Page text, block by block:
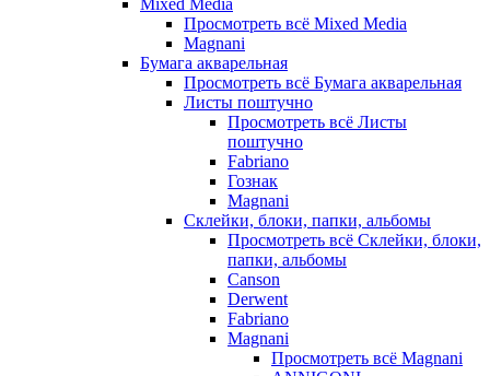
Mixed Media
Просмотреть всё Mixed Media
Magnani
Бумага акварельная
Просмотреть всё Бумага акварельная
Листы поштучно
Просмотреть всё Листы
поштучно
Fabriano
Гознак
Magnani
Склейки, блоки, папки, альбомы
Просмотреть всё Склейки, блоки,
папки, альбомы
Canson
Derwent
Fabriano
Magnani
Просмотреть всё Magnani